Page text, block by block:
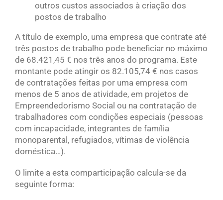
outros custos associados à criação dos
postos de trabalho
A título de exemplo, uma empresa que contrate até
três postos de trabalho pode beneficiar no máximo
de 68.421,45 € nos três anos do programa. Este
montante pode atingir os 82.105,74 € nos casos
de contratações feitas por uma empresa com
menos de 5 anos de atividade, em projetos de
Empreendedorismo Social ou na contratação de
trabalhadores com condições especiais (pessoas
com incapacidade, integrantes de família
monoparental, refugiados, vítimas de violência
doméstica…).
O limite a esta comparticipação calcula-se da
seguinte forma: